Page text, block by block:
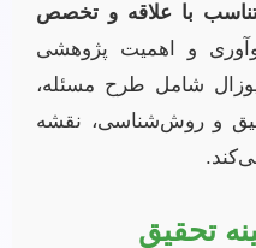
با علاقه و تخصص
و اهمیت پژوهشی
شامل طرح مسئله،
و روش‌شناسی، نقشه